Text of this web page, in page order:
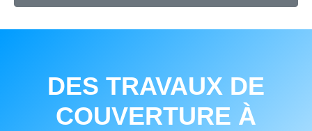
DES TRAVAUX DE
COUVERTURE À